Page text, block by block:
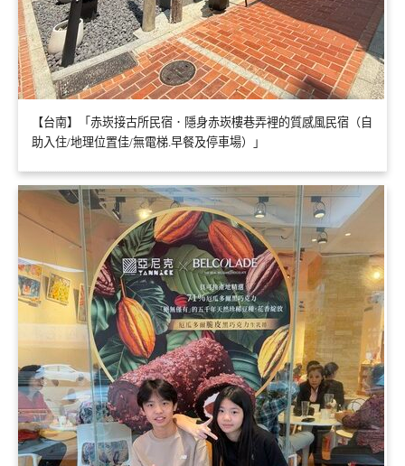
【台南】「赤崁接古所民宿．隱身赤崁樓巷弄裡的質感風民宿（自
助入住/地理位置佳/無電梯.早餐及停車場）」